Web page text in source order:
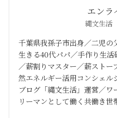
エンラ
縄文生
千葉県我孫子市出身／二児の
生きる40代パパ／手作り生
／薪割りマスター／薪ストー
然エネルギー活用コンシェル
ブログ「縄文生活」運営／ワ
リーマンとして働く共働き世